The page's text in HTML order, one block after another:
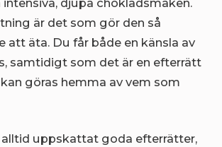
djupa chokladsmaken.
är det som gör den så
att äta. Du får både en känsla av
samtidigt som det är en efterrätt
göras hemma av vem som
alltid uppskattat goda efterrätter,